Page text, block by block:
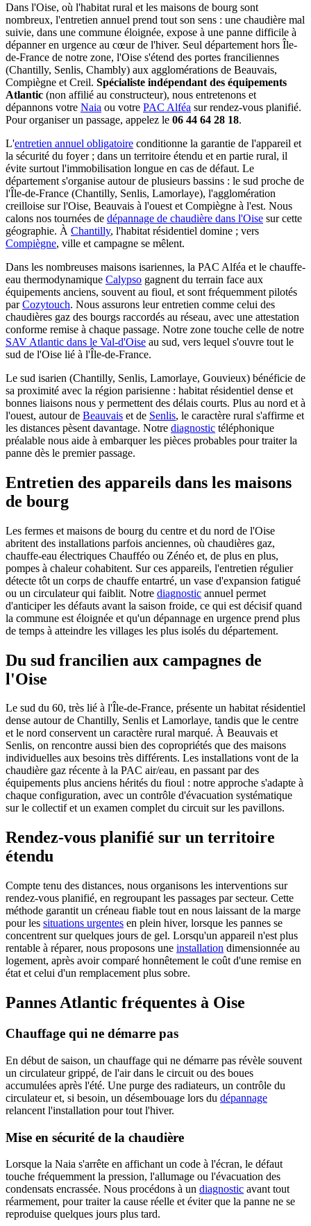
Dans l'Oise, où l'habitat rural et les maisons de bourg sont
nombreux, l'entretien annuel prend tout son sens : une chaudière mal
suivie, dans une commune éloignée, expose à une panne difficile à
dépanner en urgence au cœur de l'hiver. Seul département hors Île-
de-France de notre zone, l'Oise s'étend des portes franciliennes
(Chantilly, Senlis, Chambly) aux agglomérations de Beauvais,
Compiègne et Creil. Spécialiste indépendant des équipements
Atlantic (non affilié au constructeur), nous entretenons et
dépannons votre Naia ou votre PAC Alféa sur rendez-vous planifié.
Pour organiser un passage, appelez le 06 44 64 28 18.
L'entretien annuel obligatoire conditionne la garantie de l'appareil et
la sécurité du foyer ; dans un territoire étendu et en partie rural, il
évite surtout l'immobilisation longue en cas de défaut. Le
département s'organise autour de plusieurs bassins : le sud proche de
l'Île-de-France (Chantilly, Senlis, Lamorlaye), l'agglomération
creilloise sur l'Oise, Beauvais à l'ouest et Compiègne à l'est. Nous
calons nos tournées de dépannage de chaudière dans l'Oise sur cette
géographie. À Chantilly, l'habitat résidentiel domine ; vers
Compiègne, ville et campagne se mêlent.
Dans les nombreuses maisons isariennes, la PAC Alféa et le chauffe-
eau thermodynamique Calypso gagnent du terrain face aux
équipements anciens, souvent au fioul, et sont fréquemment pilotés
parCozytouch. Nous assurons leur entretien comme celui des
chaudières gaz des bourgs raccordés au réseau, avec une attestation
conforme remise à chaque passage. Notre zone touche celle de notre
SAV Atlantic dans le Val-d'Oise au sud, vers lequel s'ouvre tout le
sud de l'Oise lié à l'Île-de-France.
Le sud isarien (Chantilly, Senlis, Lamorlaye, Gouvieux) bénéficie de
sa proximité avec la région parisienne : habitat résidentiel dense et
bonnes liaisons nous y permettent des délais courts. Plus au nord et à
l'ouest, autour de Beauvais et de Senlis, le caractère rural s'affirme et
les distances pèsent davantage. Notre diagnostic téléphonique
préalable nous aide à embarquer les pièces probables pour traiter la
panne dès le premier passage.
Entretien des appareils dans les maisons
de bourg
Les fermes et maisons de bourg du centre et du nord de l'Oise
abritent des installations parfois anciennes, où chaudières gaz,
chauffe-eau électriques Chaufféo ou Zénéo et, de plus en plus,
pompes à chaleur cohabitent. Sur ces appareils, l'entretien régulier
détecte tôt un corps de chauffe entartré, un vase d'expansion fatigué
ou un circulateur qui faiblit. Notre diagnostic annuel permet
d'anticiper les défauts avant la saison froide, ce qui est décisif quand
la commune est éloignée et qu'un dépannage en urgence prend plus
de temps à atteindre les villages les plus isolés du département.
Du sud francilien aux campagnes de
l'Oise
Le sud du 60, très lié à l'Île-de-France, présente un habitat résidentiel
dense autour de Chantilly, Senlis et Lamorlaye, tandis que le centre
et le nord conservent un caractère rural marqué. À Beauvais et
Senlis, on rencontre aussi bien des copropriétés que des maisons
individuelles aux besoins très différents. Les installations vont de la
chaudière gaz récente à la PAC air/eau, en passant par des
équipements plus anciens hérités du fioul : notre approche s'adapte à
chaque configuration, avec un contrôle d'évacuation systématique
sur le collectif et un examen complet du circuit sur les pavillons.
Rendez-vous planifié sur un territoire
étendu
Compte tenu des distances, nous organisons les interventions sur
rendez-vous planifié, en regroupant les passages par secteur. Cette
méthode garantit un créneau fiable tout en nous laissant de la marge
pour les situations urgentes en plein hiver, lorsque les pannes se
concentrent sur quelques jours de gel. Lorsqu'un appareil n'est plus
rentable à réparer, nous proposons une installation dimensionnée au
logement, après avoir comparé honnêtement le coût d'une remise en
état et celui d'un remplacement plus sobre.
Pannes Atlantic fréquentes à Oise
Chauffage qui ne démarre pas
En début de saison, un chauffage qui ne démarre pas révèle souvent
un circulateur grippé, de l'air dans le circuit ou des boues
accumulées après l'été. Une purge des radiateurs, un contrôle du
circulateur et, si besoin, un désembouage lors du dépannage
relancent l'installation pour tout l'hiver.
Mise en sécurité de la chaudière
Lorsque la Naia s'arrête en affichant un code à l'écran, le défaut
touche fréquemment la pression, l'allumage ou l'évacuation des
condensats encrassée. Nous procédons à un diagnostic avant tout
réarmement, pour traiter la cause réelle et éviter que la panne ne se
reproduise quelques jours plus tard.